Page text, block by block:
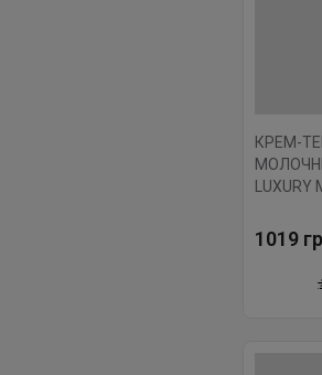
КРЕМ-
LUXURY
1019